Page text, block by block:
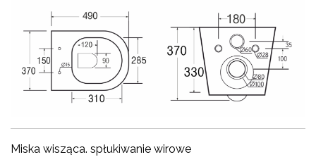
Miska wisząca. spłukiwanie wirowe